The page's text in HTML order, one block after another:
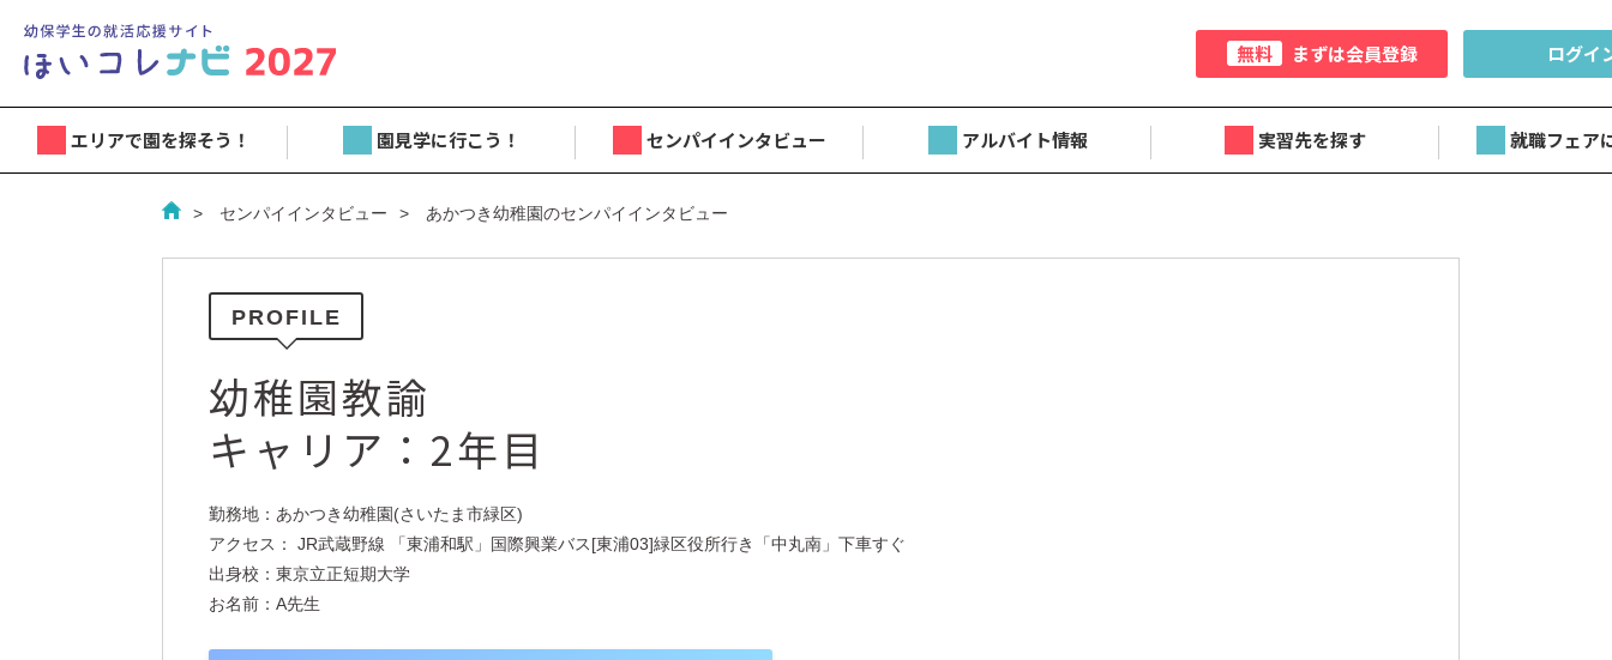
無料 まずは会員登録 ログイ
エリアで園を探そう！ 園見学に行こう！ センパイインタビュー アルバイト情報 実習先を探す 就職フェア
センパイインタビュー あかつき幼稚園のセンパイインタビュー
PROFILE
幼稚園教諭
キャリア：2年目
勤務地：あかつき幼稚園(さいたま市緑区)
アクセス： JR武蔵野線 「東浦和駅」国際興業バス[東浦03]緑区役所行き「中丸南」下車すぐ
出身校：東京立正短期大学
お名前：A先生